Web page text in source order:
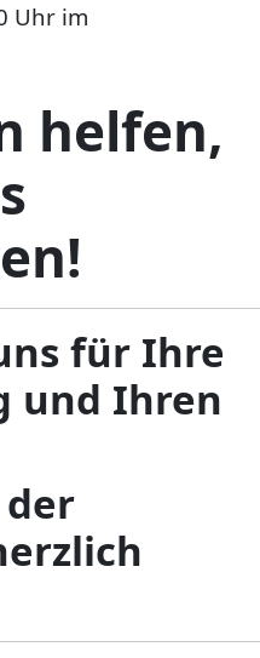
Uhr im
helfen,
für Ihre
und Ihren